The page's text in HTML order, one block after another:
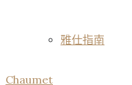
雅仕指南
Chaumet